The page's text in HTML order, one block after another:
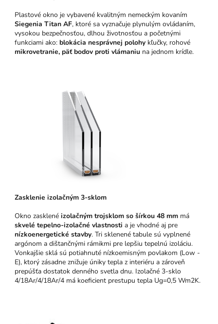
Plastové okno je vybavené kvalitným nemeckým kovaním
Siegenia Titan AF, ktoré sa vyznačuje plynulým ovládaním,
vysokou bezpečnosťou, dlhou životnosťou a početnými
funkciami ako: blokácia nesprávnej polohy kľučky, rohové
mikrovetranie, päť bodov proti vlámaniu na jednom krídle.
Zasklenie izolačným 3-sklom
Okno zasklené izolačným trojsklom so šírkou 48 mm má
skvelé tepelno-izolačné vlastnosti a je vhodné aj pre
nízkoenergetické stavby. Tri sklenené tabule sú vyplnené
argónom a dištančnými rámikmi pre lepšiu tepelnú izoláciu.
Vonkajšie sklá sú potiahnuté nízkoemisným povlakom (Low -
E), ktorý zásadne znižuje úniky tepla z interiéru a zároveň
prepúšťa dostatok denného svetla dnu. Izolačné 3-sklo
4/18Ar/4/18Ar/4 má koeficient prestupu tepla Ug=0,5 Wm2K.